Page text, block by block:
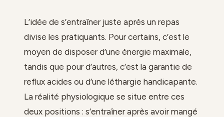
L’idée de s’entraîner juste après un repas
divise les pratiquants. Pour certains, c’est le
moyen de disposer d’une énergie maximale,
tandis que pour d’autres, c’est la garantie de
reflux acides ou d’une léthargie handicapante.
La réalité physiologique se situe entre ces
deux positions : s’entraîner après avoir mangé